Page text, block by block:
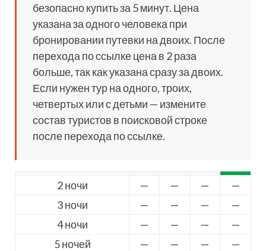
безопасно купить за 5 минут. Цена
указана за одного человека при
бронировании путевки на двоих. После
перехода по ссылке цена в 2 раза
больше, так как указана сразу за двоих.
Если нужен тур на одного, троих,
четвертых или с детьми — измените
состав туристов в поисковой строке
после перехода по ссылке.
2 ночи — — —
—
3 ночи
— — —
—
4 ночи
— — —
—
5 ночей
— — —
—